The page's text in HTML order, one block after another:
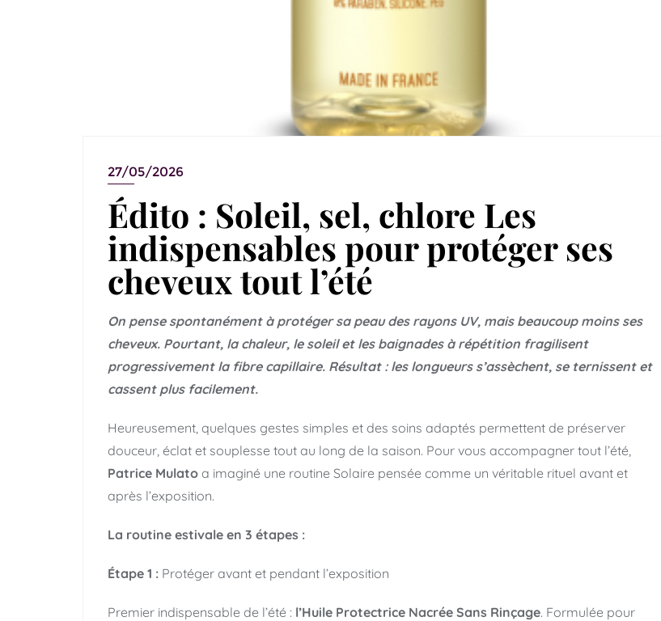
27/05/2026
Édito : Soleil, sel, chlore Les
indispensables pour protéger ses
cheveux tout l’été
On pense spontanément à protéger sa peau des rayons UV, mais beaucoup moins ses
cheveux. Pourtant, la chaleur, le soleil et les baignades à répétition fragilisent
progressivement la fibre capillaire. Résultat : les longueurs s’assèchent, se ternissent et
cassent plus facilement.
Heureusement, quelques gestes simples et des soins adaptés permettent de préserver
douceur, éclat et souplesse tout au long de la saison. Pour vous accompagner tout l’été,
Patrice Mulato a imaginé une routine Solaire pensée comme un véritable rituel avant et
après l’exposition.
La routine estivale en 3 étapes :
Étape 1 : Protéger avant et pendant l’exposition
Premier indispensable de l’été : l’Huile Protectrice Nacrée Sans Rinçage. Formulée pour